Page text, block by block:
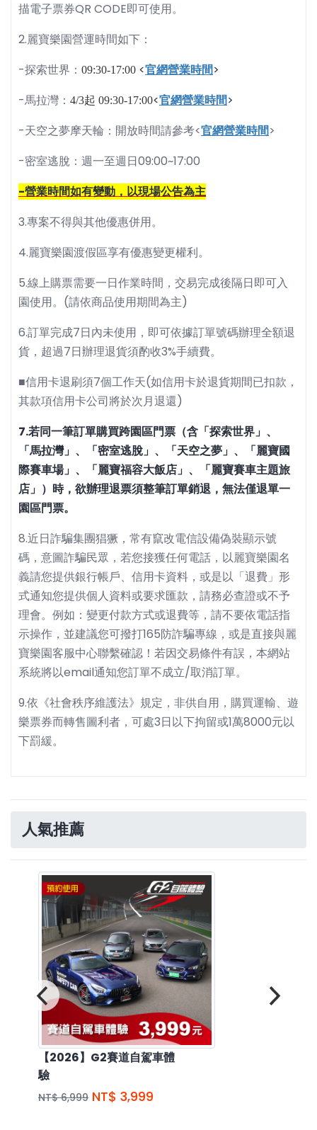
描電子票券QR CODE即可使用。
2.麗寶樂園營運時間如下：
-探索世界： 09:30-17:00 <官網營業時間>
-馬拉灣： 4/3起 09:30-17:00<官網營業時間>
-天空之夢摩天輪：開放時間請參考<官網營業時間>
-密室逃脫：週一至週日09:00~17:00
-營業時間如有變動，以現場公告為主
3.專案不得與其他優惠併用。
4.麗寶樂園渡假區享有優惠變更權利。
5.線上購票需要一日作業時間，交易完成後隔日即可入
園使用。(請依商品使用期間為主)
6.訂單完成7日內未使用，即可依據訂單號碼辦理全額退
貨，超過7日辦理退貨須酌收3%手續費。
■信用卡退刷須7個工作天(如信用卡於退貨期間已扣款，
其款項信用卡公司將於次月退還)
7.若同一筆訂單購買跨園區門票（含「探索世界」、
「馬拉灣」、「密室逃脫」、「天空之夢」、「麗寶國
際賽車場」、「麗寶福容大飯店」、「麗寶賽車主題旅
店」）時，欲辦理退票須整筆訂單銷退，無法僅退單一
園區門票。
8.近日詐騙集團猖獗，常有竄改電信設備偽裝顯示號
碼，意圖詐騙民眾，若您接獲任何電話，以麗寶樂園名
義請您提供銀行帳戶、信用卡資料，或是以「退費」形
式通知您提供個人資料或要求匯款，請務必查證或不予
理會。例如：變更付款方式或退費等，請不要依電話指
示操作，並建議您可撥打165防詐騙專線，或是直接與麗
寶樂園客服中心聯繫確認！若因交易條件有誤，本網站
系統將以email通知您訂單不成立/取消訂單。
9.依《社會秩序維護法》規定，非供自用，購買運輸、遊
樂票券而轉售圖利者，可處3日以下拘留或1萬8000元以
下罰緩。
人氣推薦
【2026】G2賽道自駕車體
驗
NT$ 6,999 NT$ 3,999